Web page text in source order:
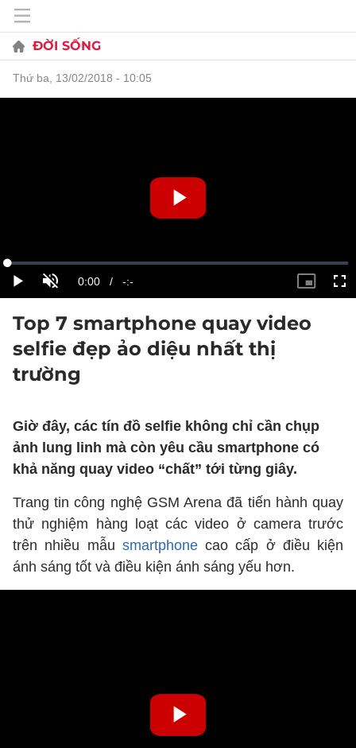
ĐỜI SỐNG
thứ ba, 13/02/2018 - 10:05
Top 7 smartphone quay video
selfie đẹp ảo diệu nhất thị
trường
Giờ đây, các tín đồ selfie không chỉ cần chụp
ảnh lung linh mà còn yêu cầu smartphone có
khả năng quay video “chất” tới từng giây.
Trang tin công nghệ GSM Arena đã tiến hành quay
thử nghiệm hàng loạt các video ở camera trước
trên nhiều mẫu smartphonecao cấp ở điều kiện
ánh sáng tốt và điều kiện ánh sáng yếu hơn.